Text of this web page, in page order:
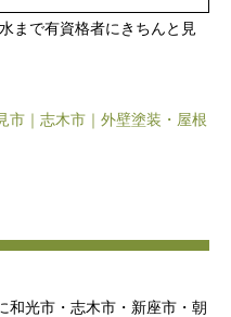
まで有資格者にきちんと見
市｜志木市｜外壁塗装・屋根
和光市・志木市・新座市・朝